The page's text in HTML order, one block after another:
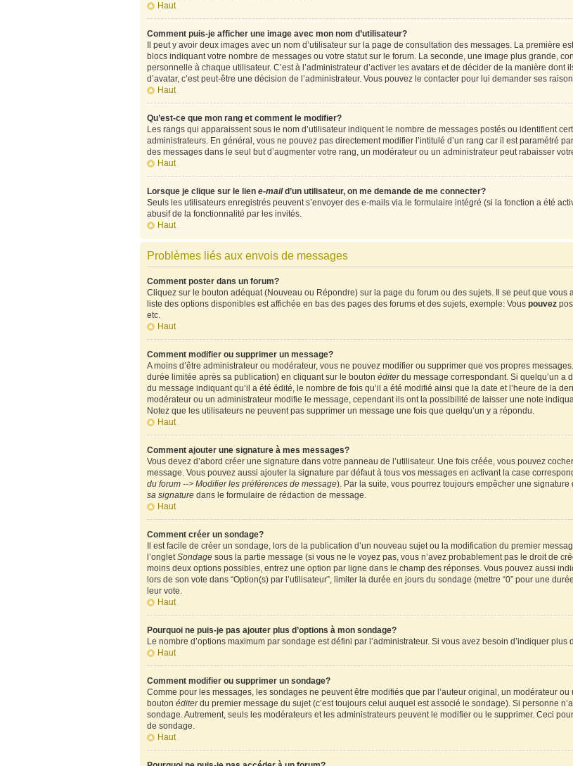
Haut
Comment puis-je afficher une image avec mon nom d’utilisateur?
Il peut y avoir deux images avec un nom d’utilisateur sur la page de consultation des messages. La première
blocs indiquant votre nombre de messages ou votre statut sur le forum. La seconde, une image plus grande,
personnelle à chaque utilisateur. C’est à l’administrateur d’activer les avatars et de décider de la manière
d’avatar, c’est peut-être une décision de l’administrateur. Vous pouvez le contacter pour lui demander ses
Haut
Qu’est-ce que mon rang et comment le modifier?
Les rangs qui apparaissent sous le nom d’utilisateur indiquent le nombre de messages postés ou identifient
administrateurs. En général, vous ne pouvez pas directement modifier l’intitulé d’un rang car il est paramétré
des messages dans le seul but d’augmenter votre rang, un modérateur ou un administrateur peut rabaisser
Haut
Lorsque je clique sur le lien e-maild’un utilisateur, on me demande de me connecter?
Seuls les utilisateurs enregistrés peuvent s’envoyer des e-mails via le formulaire intégré (si la fonction a été
abusif de la fonctionnalité par les invités.
Haut
Problèmes liés aux envois de messages
Comment poster dans un forum?
Cliquez sur le bouton adéquat (Nouveau ou Répondre) sur la page du forum ou des sujets. Il se peut que vous
liste des options disponibles est affichée en bas des pages des forums et des sujets, exemple: Vous pouvez
etc.
Haut
Comment modifier ou supprimer un message?
A moins d’être administrateur ou modérateur, vous ne pouvez modifier ou supprimer que vos propres
durée limitée après sa publication) en cliquant sur le bouton éditerdu message correspondant. Si quelqu’un a
du message indiquant qu’il a été édité, le nombre de fois qu’il a été modifié ainsi que la date et l’heure de la
modérateur ou un administrateur modifie le message, cependant ils ont la possibilité de laisser une note
Notez que les utilisateurs ne peuvent pas supprimer un message une fois que quelqu’un y a répondu.
Haut
Comment ajouter une signature à mes messages?
Vous devez d’abord créer une signature dans votre panneau de l’utilisateur. Une fois créée, vous pouvez
message. Vous pouvez aussi ajouter la signature par défaut à tous vos messages en activant la case
du forum --> Modifier les préférences de message). Par la suite, vous pourrez toujours empêcher une
sa signaturedans le formulaire de rédaction de message.
Haut
Comment créer un sondage?
Il est facile de créer un sondage, lors de la publication d’un nouveau sujet ou la modification du premier
l’ongletSondagesous la partie message (si vous ne le voyez pas, vous n’avez probablement pas le droit de
moins deux options possibles, entrez une option par ligne dans le champ des réponses. Vous pouvez aussi
lors de son vote dans “Option(s) par l’utilisateur”, limiter la durée en jours du sondage (mettre “0” pour une
leur vote.
Haut
Pourquoi ne puis-je pas ajouter plus d’options à mon sondage?
Le nombre d’options maximum par sondage est défini par l’administrateur. Si vous avez besoin d’indiquer plus
Haut
Comment modifier ou supprimer un sondage?
Comme pour les messages, les sondages ne peuvent être modifiés que par l’auteur original, un modérateur
bouton éditerdu premier message du sujet (c’est toujours celui auquel est associé le sondage). Si personne
sondage. Autrement, seuls les modérateurs et les administrateurs peuvent le modifier ou le supprimer. Ceci
de sondage.
Haut